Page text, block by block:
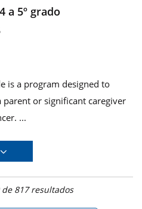
a 5º grado
is a program designed to
or significant caregiver
...
817resultados